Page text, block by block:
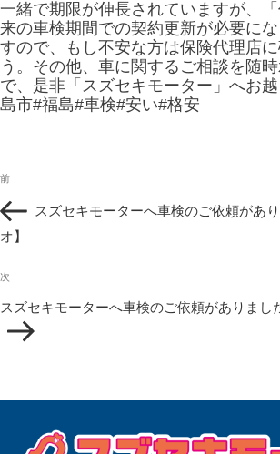
一緒で期限が伸長されていますが、
来の車検期間での契約更新が必要に
すので、もし不安な方は保険代理店
う。その他、車に関するご相談を随
で、是非「スズセキモーター」へお
島市#福島#車検#安い#格安
稿
ナ
ビ
ゲ
シ
ン
過
の
投
前
スズセキモーターへ車検のご依頼があ
オ】
次
投
稿
次
スズセキモーターへ車検のご依頼がありまし